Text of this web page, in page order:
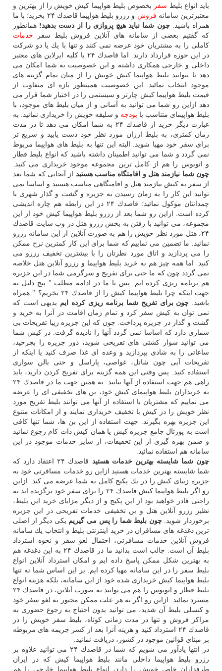
باید انواع بلیط سفر بخصوص بلیط هواپیما كیش خویش را از بهترین و
معتبرترین سامانه فروش
و رزرو بلیط هواپیما قاصدك ۲۴ بخرید؛ با ما
همراه باشید.چون شما نباید هیچ پروازی را از دست بدهید! همانطور
كه گفتیم بعضی از سامانه های آنلاین فروش بلیط سفر خدمات
كاملی را به مشتریان خود عرضه نمی كنند و تنها با یك یا دو شركت
در این حوزه قرارداد دارند. اما قاصدك ۲۴ با كلیه ایرلاین های معتبر
داخلی و خارجی همكاری داشته و این خصوصیت به شما امكان می
دهد تا بتوانید بلیط هواپیما كیش خویش را از میان تمام گزینه های
موجود انتخاب نمائید. این خصوصیت همینطور بازه ای متفاوت از
قیمت بلیط هواپیما كیش چارتر و سیستمی را در اختیار شما قرار می
دهد ازاین رو شما می توانید به آسانی و از میان بلیط های موجود، با
بلیط هواپیمای متناسب با بودجه و سلیقه خویش را خریداری نمائید. به
عبارت دیگر خرید از قاصدك ۲۴ به شما امكان می دهد تا در مدت
زمان كمتری، به بلیط ارزان مورد نظر خود دست یابید و سریع تر
برای سفر خود مهیا شوید. البته این تنها به بلیط های هواپیما مربوط
نمی گردد و شما می توانید اطمینان داشته باشید كه انواع بلیط قطار
و اتوبوس را هم از كامل ترین مجموعه موجود خریداری می كنید.
چون شما نیازمند هتل و اقامتگاه مناسب هستید از آنجایی كه شما بعد
از سفر به كیش نیازمند هتل و اقامتگاهی مناسب هستید و اساسا نمی
توانید این كار را به زمان رسیدن به جزیره و گشت و گذار شهری با
چمدانتان موكول نمائید؛ قاصدك ۲۴ در این رابطه هم چاره اندیشی
كرده است. ازاین رو شما بعد از رزرو بلیط هواپیما كیش خود از این
مجموعه، می توانید با رفتن به بخش رزرو هتل در وب سایت قاصدك
۲۴، هتل مورد نظر خویش را هم به صورت آنلاین از این سامانه رزرو
نمائید. ما تضمین می نماییم كه شما برای این كار كمترین نرخ ممكن
را می پردازید و اتاق مورد نظرتان را با بیشترین تخفیف رزرو می
كنید. اما همه چیز هم به خرید بلیط هواپیما و رزرو آنلاین هتل خلاصه
نمی گردد چون كه ما حتی برای تفریح و سرگرمی شما در این جزیره
هم برنامه ریزی كرده ایم. پس با ما در ادامه مطلب " پنج دلیل به
جهت اینكه چرا بلیط هواپیما كیش را از قاصدك ۲۴ بخریم؟ " همراه
باشید. چون برای تفریح شما برنامه ریزی كرده ایم بدیهی است كه
نمی توان به كیش سفر كرد و تمام زمان اقامت در آنرا به خرید و
گشت و گذار در جزیره پرداخت. چون كه این جزیره زیبا تفریحات بی
شماری دارد كه اساسا نمی گردد آنها را نادیده گرفت. در كیش شما
می توانید سوار كشتی های تفریحی شوید، دور جزیره را بچرخید،
ساعاتی را به شادی بپردازید و وعده ای غذا صرف كنید یا اینكه از
تفریحات آبی چون شاتل، غواصی، پاراسل و حتی بالن سواری
استفاده كنید. پس وقتی این همه گزینه برای تفریح كردن دارید، باید
راهی هم جهت استفاده از آنها بیابید. به همین جهت ما در قاصدك ۲۴
به خریداران بلیط هواپیمای كیش خود، بن های تخفیفی ای را عرضه
می نماییم كه مشتریان با استفاده از آنها می توانند بلیط تفریح مورد
نظر خویش را در كیش با تخفیف خریداری نمایند و از امكانات متنوع
این جزیره بهره بگیرند. جهت استفاده از این بن ها، شما تنها كافی
است به پورتال جامع جزیره كیش یا همان كیش دات كام رجوع نمائید
و ضمن بهره گیری از این تخفیفات، از سایر خدمات موجود در این
سامانه هم استفاده نمائید.
چون شما شایسته بهترین خدمات هستید
قاصدك ۲۴ اعتقاد دارد كه
شما شایسته بهترین خدمات هستید ازاین رو خدمات مسافرتی خود به
جزیره زیبای كیش را در یك پكیج كامل به شما عرضه می كند. ازاین
رو اگر بلیط هواپیما كیش قاصدك ۲۴ را برای سفر خود برگزیده اید به
راحتی قادر خواهید بود از این پكیج و از دیگر مزایای خرید این بلیط،
نظیر رزرو آنلاین هتل و بن تخفیفی خدمات تفریحی در این جزیره
برخوردار شوید.چون بلیط شما را پس می گیریم یكی دیگر از اصلی
ترین دغدغه های مسافران در خرید اینترنتی بلیط و انتخاب یك سامانه
فروش آنلاین خدمات مسافرتی، احتمال لغو سفر و نحوه استرداد
بلیط آن است. جالب است بدانید ما در قاصدك ۲۴ به این دغدغه هم
به بهترین شكل ممكن پاسخ داده ایم و امكان استرداد آنلاین انواع
بلیط سفر را در این سامانه مهیا كرده ایم. بر این اساس شما نه تنها
بلیط هواپیما كیش خریداری شده خود از این سامانه، بلكه هزینه انواع
بلیط قطار و اتوبوس را هم می توانید به صورت آنلاین، در قاصدك ۲۴
مسترد نمائید. ازاین رو اگر به هر علت ممكن مجبور به لغو سفر خود
و كنسلی بلیط آن شدید، می توانید بدون احتیاج به رجوع حضوری به
مراكز فروش و تنها در مدت زمانی كوتاه، بلیط سفر خویش را در
قاصدك ۲۴ استرداد كنید و هزینه آنرا بعد از كسر جریمه های مربوطه
بر مبنای قوانین موجود در كشور، دریافت نمائید.
در انتها یادآور می شویم كه شما در قاصدك ۲۴ می توانید علاوه بر
رزرو بلیط هواپیما داخلی مانند بلیط هواپیما كیش كه در ایران
طرفداران خاص خویش را دارد، انواع بلیط هواپیما خارجی را هم